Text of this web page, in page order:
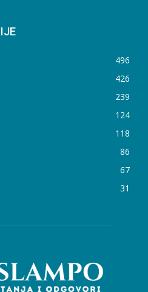
496
426
239
124
118
86
67
31